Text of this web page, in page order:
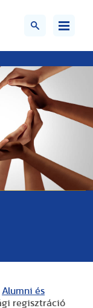
Alumni és
regisztráció